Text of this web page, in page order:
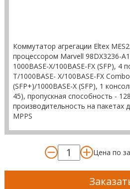
Коммутатор агрегации Eltex
процессором Marvell 98DX3236-
1000BASE-X/100BASE-FX (SFP), 4
T/1000BASE- X/100BASE-FX
(SFP+)/1000BASE-X (SFP), 1
45), пропускная способность -
производительность на пакетах
МРРS
Цена по